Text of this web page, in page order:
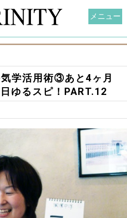
学活用術③あと4ヶ月
ゆるスピ！PART.12
メニュー